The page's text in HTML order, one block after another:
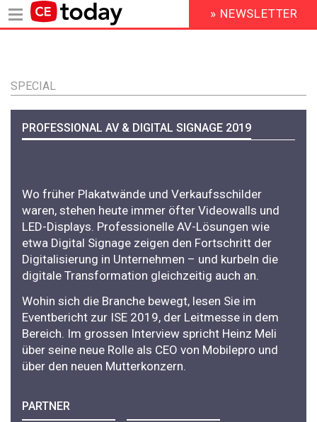
Inhalt
HEADER
MENU
» NEWSLETTER
SPECIAL
PROFESSIONAL AV & DIGITAL SIGNAGE 2019
Wo früher Plakatwände und Verkaufsschilder
waren, stehen heute immer öfter Videowalls und
LED-Displays. Professionelle AV-Lösungen wie
etwa Digital Signage zeigen den Fortschritt der
Digitalisierung in Unternehmen – und kurbeln die
digitale Transformation gleichzeitig auch an.
Wohin sich die Branche bewegt, lesen Sie im
Eventbericht zur ISE 2019, der Leitmesse in dem
Bereich. Im grossen Interview spricht Heinz Meli
über seine neue Rolle als CEO von Mobilepro und
über den neuen Mutterkonzern.
PARTNER